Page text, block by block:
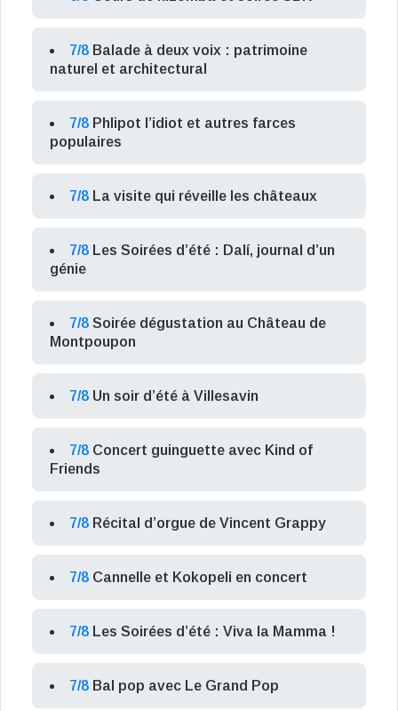
7/8 Balade à deux voix : patrimoine
naturel et architectural
7/8 Phlipot l’idiot et autres farces
populaires
7/8 La visite qui réveille les châteaux
7/8 Les Soirées d’été : Dalí, journal d’un
génie
7/8 Soirée dégustation au Château de
Montpoupon
7/8 Un soir d’été à Villesavin
7/8 Concert guinguette avec Kind of
Friends
7/8 Récital d’orgue de Vincent Grappy
7/8 Cannelle et Kokopeli en concert
7/8 Les Soirées d’été : Viva la Mamma !
7/8 Bal pop avec Le Grand Pop